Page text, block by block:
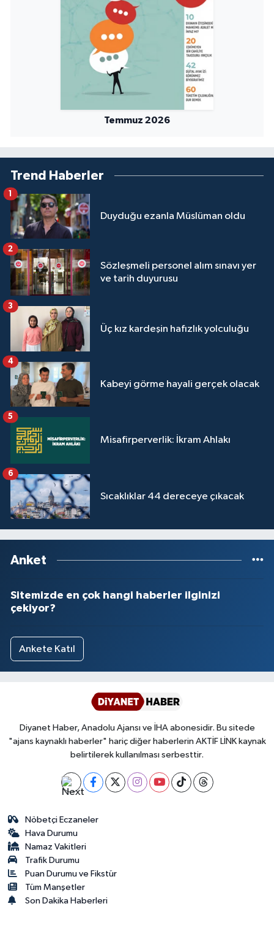
Temmuz 2026
Trend Haberler
Duyduğu ezanla Müslüman oldu
1
Sözleşmeli personel alım sınavı yer
ve tarih duyurusu
2
Üç kız kardeşin hafızlık yolculuğu
3
Kabeyi görme hayali gerçek olacak
4
Misafirperverlik: İkram Ahlakı
5
Sıcaklıklar 44 dereceye çıkacak
6
Anket
Sitemizde en çok hangi haberler ilginizi
çekiyor?
Ankete Katıl
Diyanet Haber, Anadolu Ajansı ve İHA abonesidir. Bu sitede
"ajans kaynaklı haberler" hariç diğer haberlerin AKTİF LİNK kaynak
belirtilerek kullanılması serbesttir.
Nöbetçi Eczaneler
Hava Durumu
Namaz Vakitleri
Trafik Durumu
Puan Durumu ve Fikstür
Tüm Manşetler
Son Dakika Haberleri